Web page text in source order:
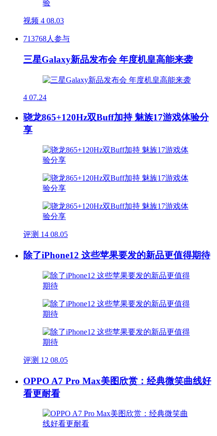
视频 4 08.03
713768人参与
三星Galaxy新品发布会 年度机皇高能来袭
4 07.24
骁龙865+120Hz双Buff加持 魅族17游戏体验分
享
评测 14 08.05
除了iPhone12 这些苹果要发的新品更值得期待
评测 12 08.05
OPPO A7 Pro Max美图欣赏：经典微笑曲线好
看更耐看